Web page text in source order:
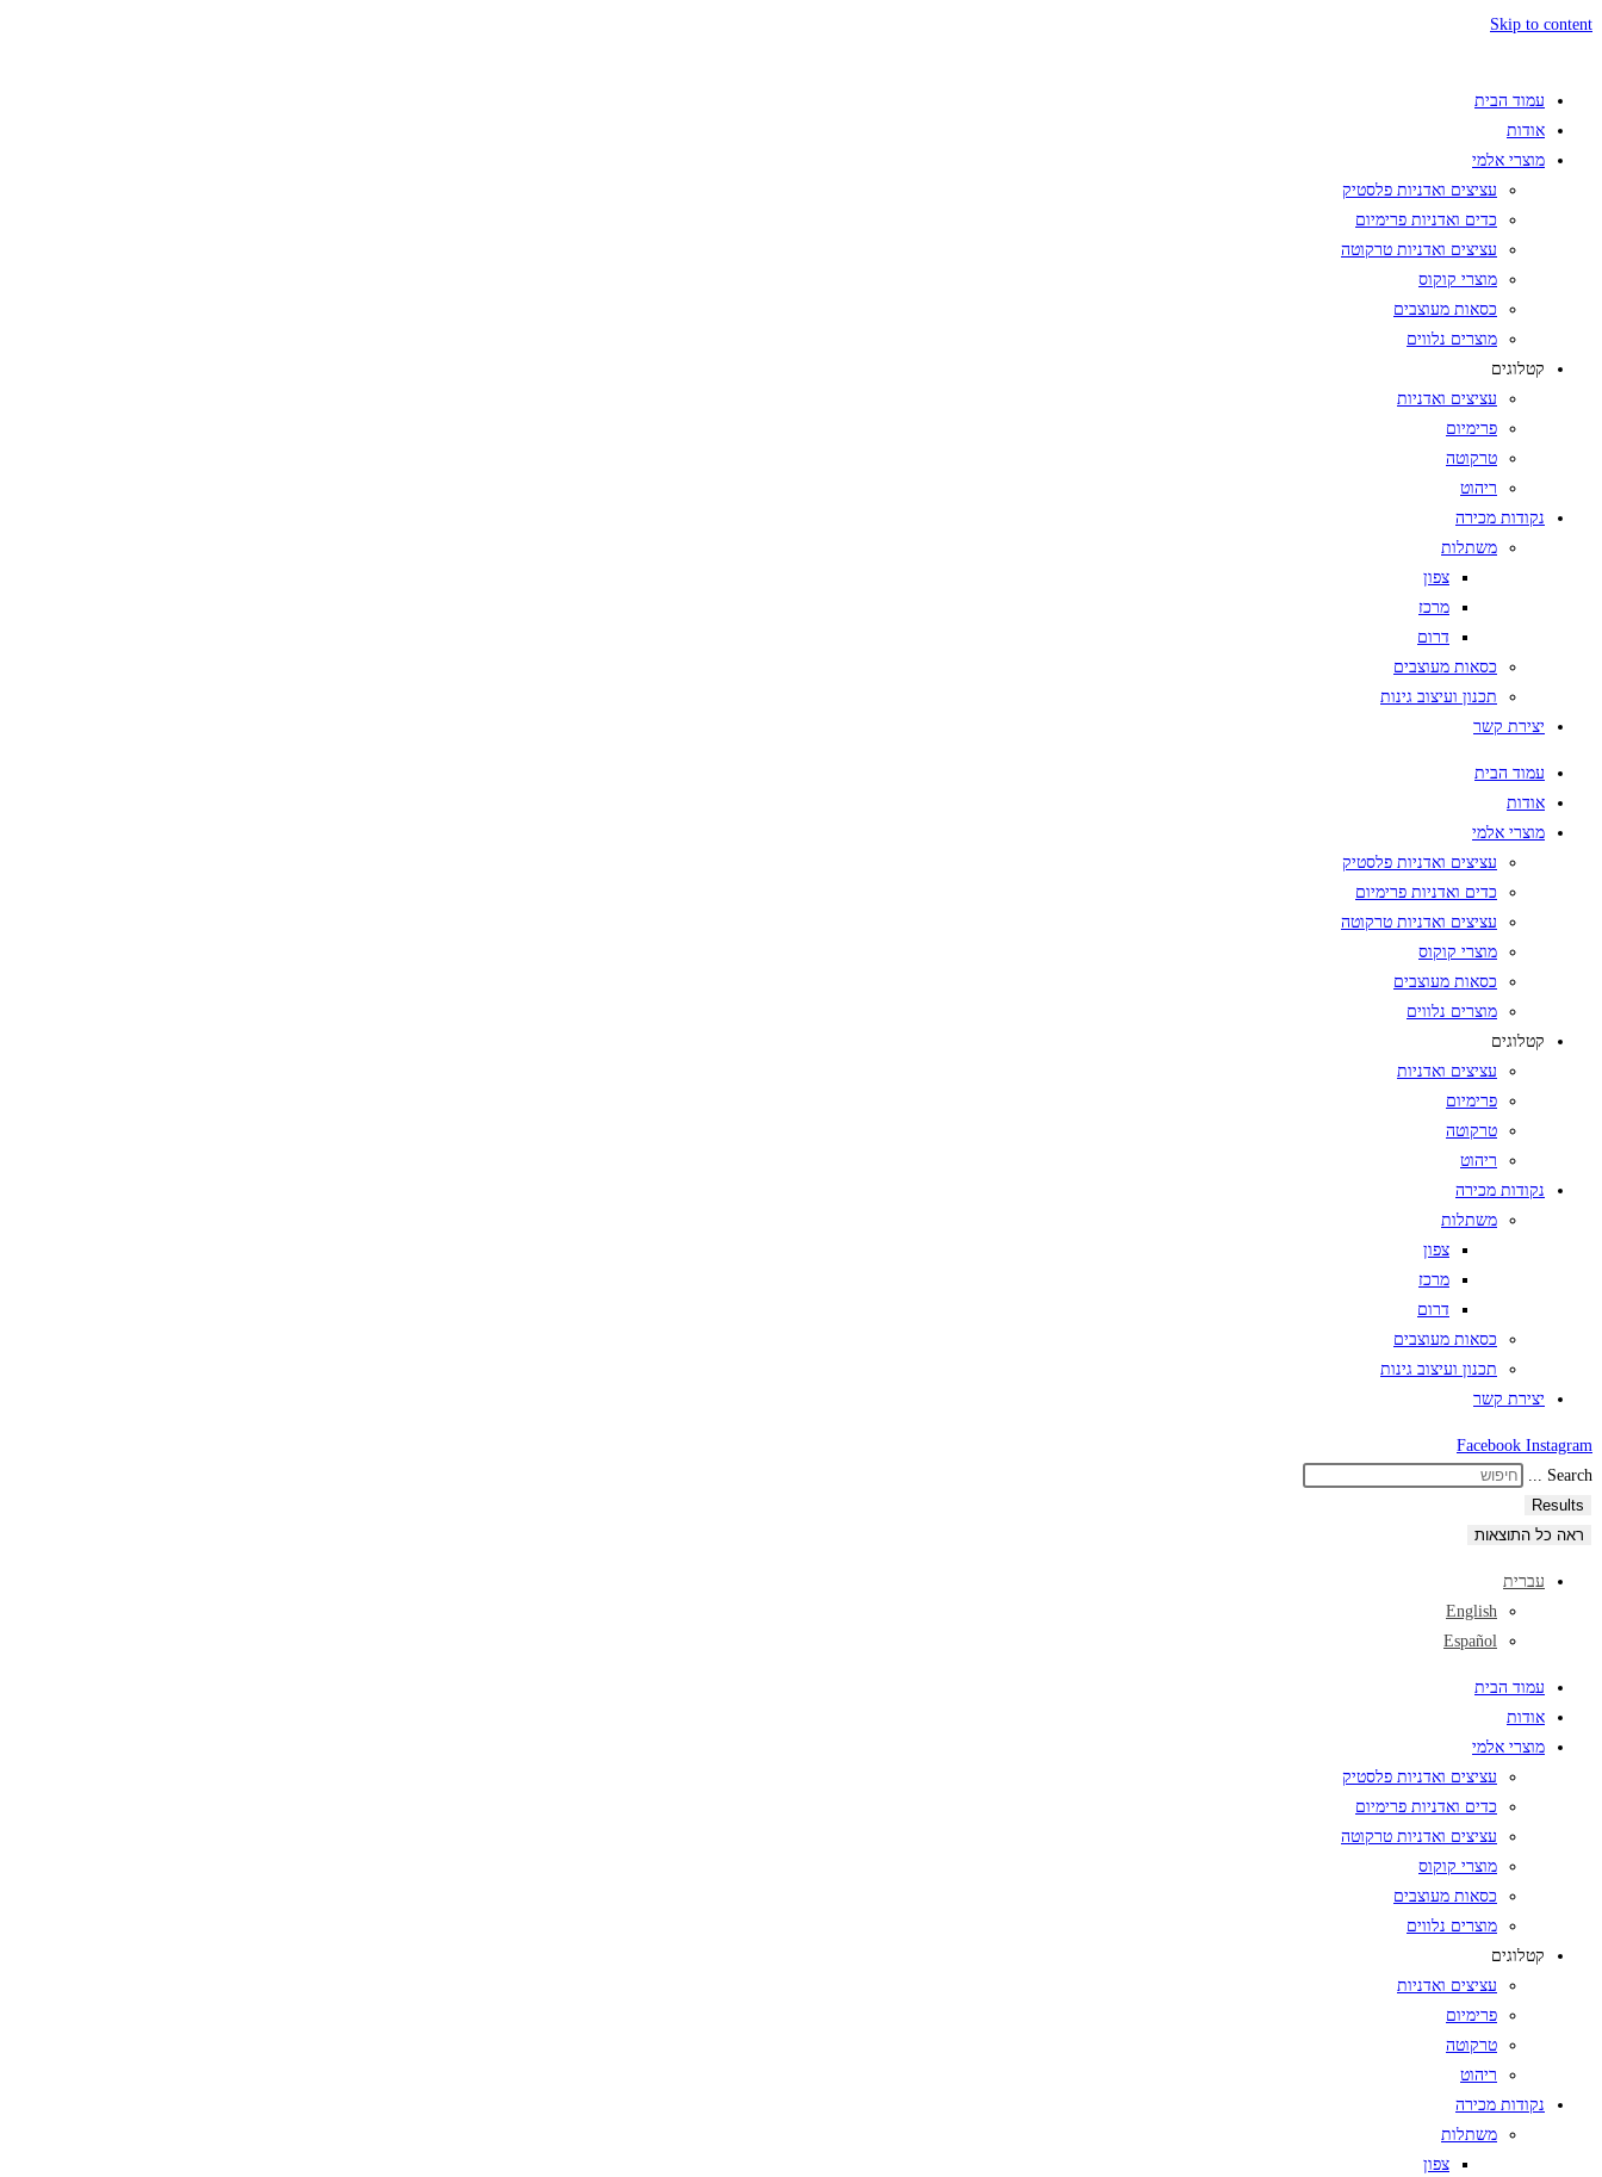
Skip to content
עמוד הבית
אודות
מוצרי אלמי
עציצים ואדניות פלסטיק
כדים ואדניות פרימיום
עציצים ואדניות טרקוטה
מוצרי קוקוס
כסאות מעוצבים
מוצרים נלווים
קטלוגים
עציצים ואדניות
פרימיום
טרקוטה
ריהוט
נקודות מכירה
משתלות
צפון
מרכז
דרום
כסאות מעוצבים
תכנון ועיצוב גינות
יצירת קשר
עמוד הבית
אודות
מוצרי אלמי
עציצים ואדניות פלסטיק
כדים ואדניות פרימיום
עציצים ואדניות טרקוטה
מוצרי קוקוס
כסאות מעוצבים
מוצרים נלווים
קטלוגים
עציצים ואדניות
פרימיום
טרקוטה
ריהוט
נקודות מכירה
משתלות
צפון
מרכז
דרום
כסאות מעוצבים
תכנון ועיצוב גינות
יצירת קשר
Facebook Instagram
Search ...
Results
ראה כל התוצאות
עברית
English
Español
עמוד הבית
אודות
מוצרי אלמי
עציצים ואדניות פלסטיק
כדים ואדניות פרימיום
עציצים ואדניות טרקוטה
מוצרי קוקוס
כסאות מעוצבים
מוצרים נלווים
קטלוגים
עציצים ואדניות
פרימיום
טרקוטה
ריהוט
נקודות מכירה
משתלות
צפון